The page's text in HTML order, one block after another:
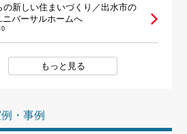
シミュレー ション
キャンペーン・コラボ情報
家づくりの知識
の新しい住まいづくり／出水市の
ニバーサルホームへ
もっと見る
・事例